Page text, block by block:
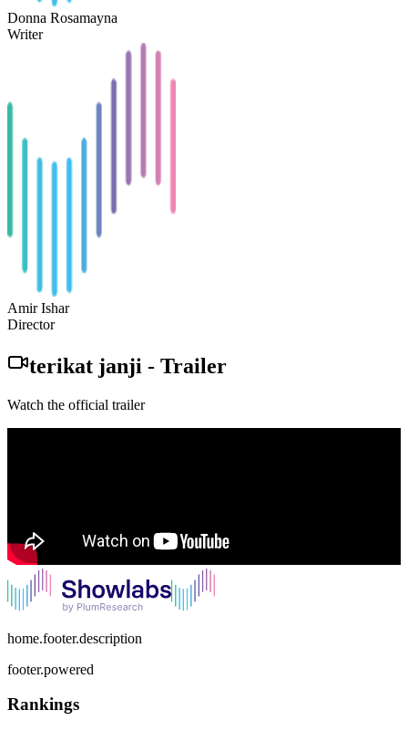
Donna Rosamayna
Writer
Amir Ishar
Director
terikat janji - Trailer
Watch the official trailer
home.footer.description
footer.powered
Rankings